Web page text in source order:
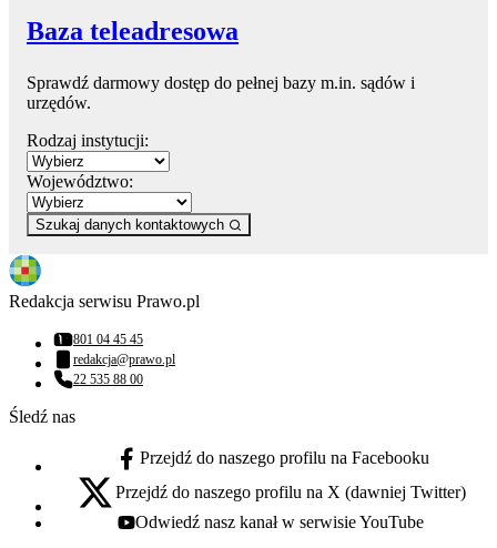
Baza teleadresowa
Sprawdź darmowy dostęp do pełnej bazy m.in. sądów i
urzędów.
Rodzaj instytucji:
Województwo:
Szukaj danych kontaktowych
Redakcja serwisu Prawo.pl
Numer telefonu:
801 04 45 45
Adres email:
redakcja@prawo.pl
Numer telefonu:
22 535 88 00
Śledź nas
facebook - otwiera się w nowej karcie
Przejdź do naszego profilu na Facebooku
x - otwiera się w nowej karcie
Przejdź do naszego profilu na X (dawniej Twitter)
youtube - otwiera się w nowej karcie
Odwiedź nasz kanał w serwisie YouTube